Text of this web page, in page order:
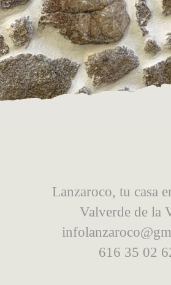
Lanzaroco, tu casa
Valverde de la
616 35 02